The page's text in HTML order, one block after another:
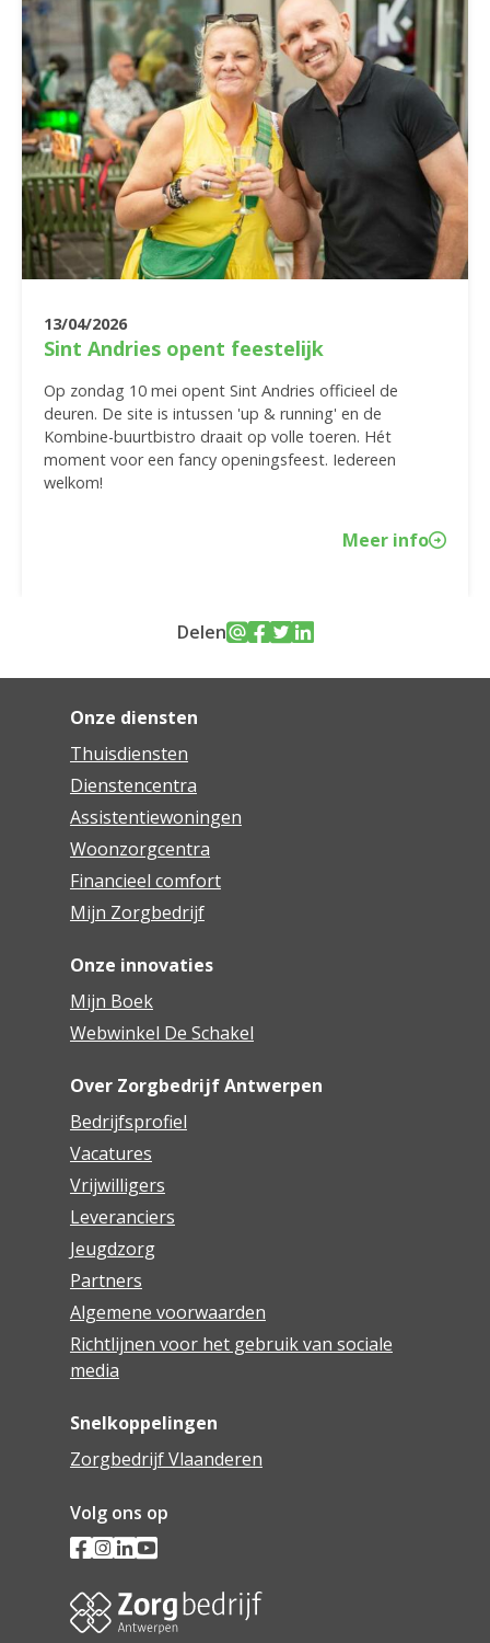
13/04/2026
Sint Andries opent feestelijk
Op zondag 10 mei opent Sint Andries officieel de
deuren. De site is intussen 'up & running' en de
Kombine-buurtbistro draait op volle toeren. Hét
moment voor een fancy openingsfeest. Iedereen
welkom!
Meer info
Delen
Onze diensten
Thuisdiensten
Dienstencentra
Assistentiewoningen
Woonzorgcentra
Financieel comfort
Mijn Zorgbedrijf
Onze innovaties
Mijn Boek
Webwinkel De Schakel
Over Zorgbedrijf Antwerpen
Bedrijfsprofiel
Vacatures
Vrijwilligers
Leveranciers
Jeugdzorg
Partners
Algemene voorwaarden
Richtlijnen voor het gebruik van sociale
media
Snelkoppelingen
Zorgbedrijf Vlaanderen
Volg ons op